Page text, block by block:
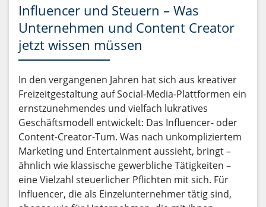
Influencer und Steuern – Was
Unternehmen und Content Creator
jetzt wissen müssen
In den vergangenen Jahren hat sich aus kreativer
Freizeitgestaltung auf Social-Media-Plattformen ein
ernstzunehmendes und vielfach lukratives
Geschäftsmodell entwickelt: Das Influencer- oder
Content-Creator-Tum. Was nach unkompliziertem
Marketing und Entertainment aussieht, bringt –
ähnlich wie klassische gewerbliche Tätigkeiten –
eine Vielzahl steuerlicher Pflichten mit sich. Für
Influencer, die als Einzelunternehmer tätig sind,